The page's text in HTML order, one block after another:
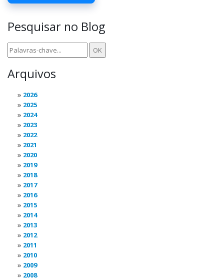
Pesquisar no Blog
Arquivos
2026
2025
2024
2023
2022
2021
2020
2019
2018
2017
2016
2015
2014
2013
2012
2011
2010
2009
2008